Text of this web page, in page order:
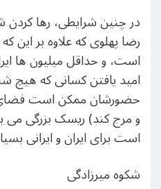
در چنین شرایطی، رها
رضا پهلوی که علاوه بر این
است، و حداقل میلیون ها
امید یافتن کسانی که هیچ
حضورشان ممکن است فضای
و مرج کند) ریسک بزرگی
است برای ایران و ایرانی
شکوه میرزادگی